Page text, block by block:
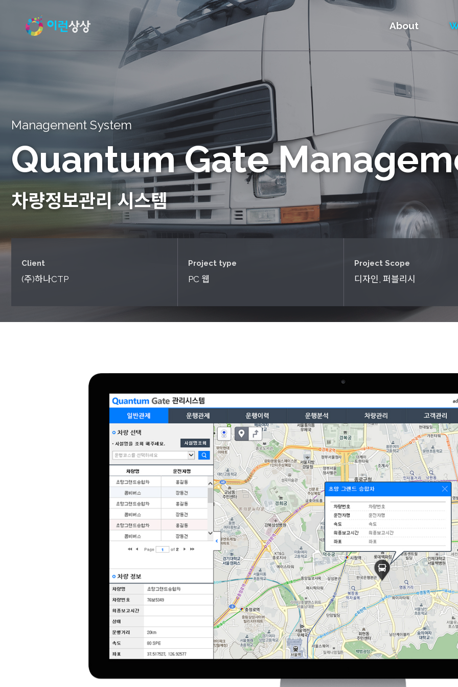
About
Management System
Quantum Gate
차량정보관리 시스템
Client
(주)하나CTP
Project type
PC 웹
Project Scope
디자인, 퍼블리시